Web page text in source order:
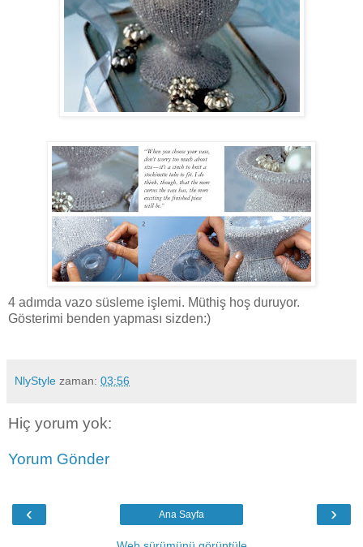
4 adımda vazo süsleme işlemi. Müthiş hoş duruyor.
Gösterimi benden yapması sizden:)
NlyStyle zaman: 03:56
Hiç yorum yok:
Yorum Gönder
‹ ›
Ana Sayfa